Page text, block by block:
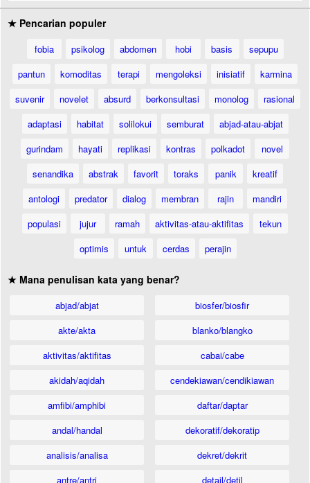
★ Pencarian populer
fobia psikolog abdomen hobi basis
sepupu
pantun
komoditas terapi mengoleksi inisiatif
karmina
suvenir
novelet absurd berkonsultasi monolog
rasional
adaptasi
habitat solilokui semburat
abjad-atau-abjat
gurindam
hayati replikasi kontras polkadot
novel
senandika
abstrak favorit toraks panik
kreatif
antologi
predator dialog membran rajin
mandiri
populasi
jujur ramah aktivitas-atau-aktifitas
tekun
optimis
untuk cerdas perajin
★ Mana penulisan kata yang benar?
abjad/abjat
akte/akta
aktivitas/aktifitas
akidah/aqidah
amfibi/amphibi
andal/handal
analisis/analisa
antre/antri
biosfer/biosfir
blanko/blangko
cabai/cabe
cendekiawan/cendikiawan
daftar/daptar
dekoratif/dekoratip
dekret/dekrit
detail/detil